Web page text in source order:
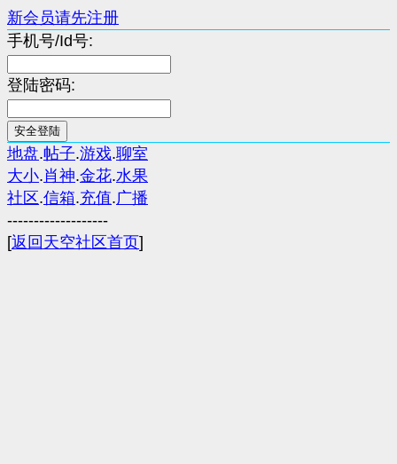
新会员请先注册
手机号/Id号:
登陆密码:
地盘.帖子.游戏.聊室
大小.肖神.金花.水果
社区 .信箱.充值.广播
-------------------
[返回天空社区首页]